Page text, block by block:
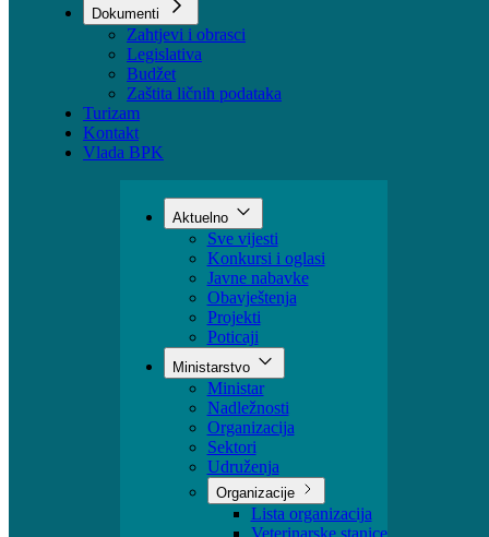
Lista organizacija
Veterinarske stanice
Dokumenti
Zahtjevi i obrasci
Legislativa
Budžet
Zaštita ličnih podataka
Vlada BPK
Aktuelno
Sve vijesti
Konkursi i oglasi
Javne nabavke
Obavještenja
Projekti
Poticaji
Ministarstvo
Ministar
Nadležnosti
Organizacija
Sektori
Udruženja